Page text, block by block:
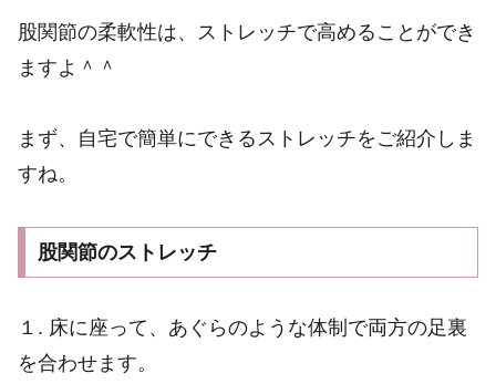
股関節の柔軟性は、ストレッチで高めることができ
ますよ＾＾
まず、自宅で簡単にできるストレッチをご紹介しま
すね。
股関節のストレッチ
１. 床に座って、あぐらのような体制で両方の足裏
を合わせます。